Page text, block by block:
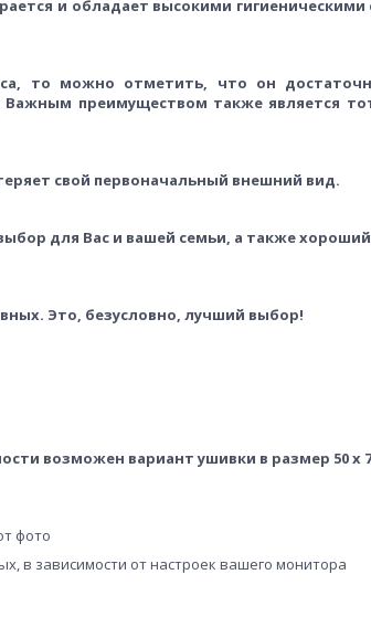
и обладает высокими
то можно отметить, что он
Важным преимуществом также является
свой первоначальный внешний вид.
для Вас и вашей семьи, а также
Это, безусловно, лучший выбор!
возможен вариант ушивки в размер 50 х
фото
в зависимости от настроек вашего монитора